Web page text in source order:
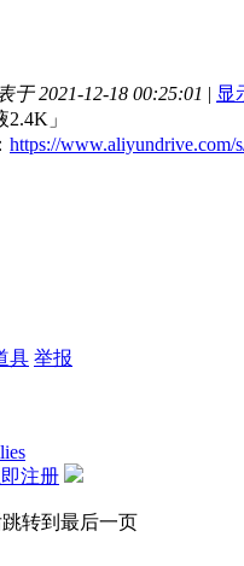
于 2021-12-18 00:25:01 | 显
2.4K」
https://www.aliyundrive.com/
具 举报
注册
转到最后一页